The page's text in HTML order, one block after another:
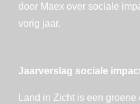
Jaarverslag sociale
Land in Zicht is een